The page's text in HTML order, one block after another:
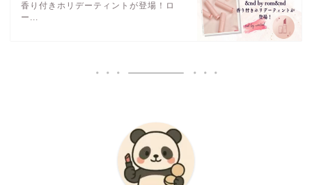
香り付きホリデーティントが登場！ロ
ー...